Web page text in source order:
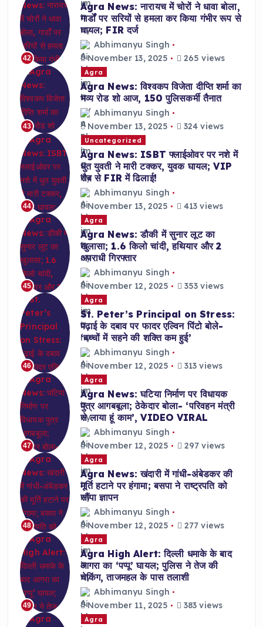
42
Agra News: नारायच में चोरों ने धावा बोला,
गार्डों पर सरियों से हमला कर किया गंभीर रूप से
घायल; FIR दर्ज
Abhimanyu Singh
November 13, 2025
265 views
43
Agra
Agra News: विश्वकप विजेता दीप्ति शर्मा का
भव्य रोड शो आज, 150 पुलिसकर्मी तैनात
Abhimanyu Singh
November 13, 2025
324 views
44
Uncategorized
Agra News: ISBT फ्लाईओवर पर नशे में
धुत युवती ने मारी टक्कर, युवक घायल; VIP
रौब से FIR में ढिलाई!
Abhimanyu Singh
November 13, 2025
413 views
45
Agra
Agra News: डौकी में सुनार लूट का
खुलासा; 1.6 किलो चांदी, हथियार और 2
अपराधी गिरफ्तार
Abhimanyu Singh
November 12, 2025
353 views
46
Agra
St. Peter’s Principal on Stress:
पढ़ाई के दबाव पर फादर एल्विन पिंटो बोले-
‘बच्चों में सहने की शक्ति कम हुई’
Abhimanyu Singh
November 12, 2025
313 views
47
Agra
Agra News: घटिया निर्माण पर विधायक
पुत्र आगबबूला; ठेकेदार बोला- ‘परिवहन मंत्री
से लाया हूं काम’, VIDEO VIRAL
Abhimanyu Singh
November 12, 2025
297 views
48
Agra
Agra News: खंदारी में गांधी-अंबेडकर की
मूर्ति हटाने पर हंगामा; बसपा ने राष्ट्रपति को
सौंपा ज्ञापन
Abhimanyu Singh
November 12, 2025
277 views
49
Agra
Agra High Alert: दिल्ली धमाके के बाद
आगरा का ‘पप्पू’ घायल; पुलिस ने तेज की
चेकिंग, ताजमहल के पास तलाशी
Abhimanyu Singh
November 11, 2025
383 views
Agra